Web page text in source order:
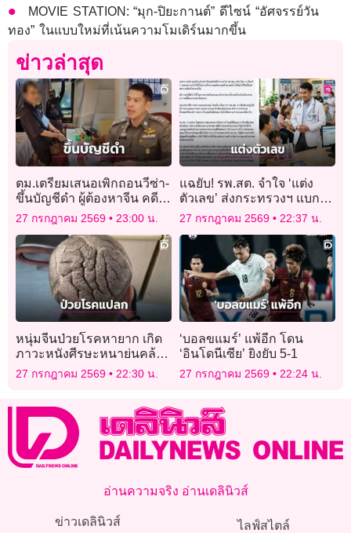
MOVIE STATION: “มุก-ปิยะกานต์” ดีไซน์ “อัศจรรย์วัน
ทอง” ในแบบใหม่ที่เน้นความโมเดิร์นมากขึ้น
ข่าวล่าสุด
ตม.เตรียมเสนอเพิกถอนวีซ่า-
ขึ้นบัญชีดำ ผู้ต้องหาจีน คดี
โรงแรมทุนสีเทา
27 กรกฎาคม 2569 23:00 น.
แฉยับ! รพ.สต. จำใจ ‘แต่ง
ตัวเลข’ ส่งกระทรวงฯ แบก
KPI ไม่ไหว โดนขู่ตัดงบ!
27 กรกฎาคม 2569 22:37 น.
หนุ่มจีนป่วยโรคหายาก เกิด
ภาวะหนังศีรษะหนาย่นคล้าย
“สมองมนุษย์”
27 กรกฎาคม 2569 22:30 น.
‘บอลขแมร์’ แพ้อีก โดน
‘อินโดนีเซีย’ ยิงยับ 5-1
27 กรกฎาคม 2569 22:24 น.
อ่านความจริง อ่านเดลินิวส์
ข่าวเดลินิวส์ ไลฟ์สไตล์